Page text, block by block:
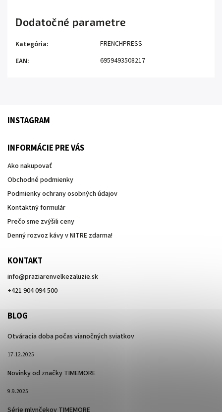
Dodatočné parametre
Kategória:
FRENCHPRESS
EAN: 6959493508217
INSTAGRAM
INFORMÁCIE PRE VÁS
Ako nakupovať
Obchodné podmienky
Podmienky ochrany osobných údajov
Kontaktný formulár
Prečo sme zvýšili ceny
Denný rozvoz kávy v NITRE zdarma!
KONTAKT
info@praziarenvelkezaluzie.sk
+421 904 094 500
BLOG
Otváracia doba počas vianočných sviatkov
17.12.2025
Novinky od značky TIMEMORE
9.9.2025